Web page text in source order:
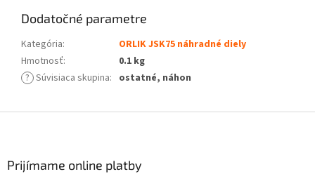
Dodatočné parametre
Kategória:
ORLIK JSK75 náhradné diely
Hmotnosť:
0.1 kg
? Súvisiaca skupina: ostatné, náhon
Prijímame online platby